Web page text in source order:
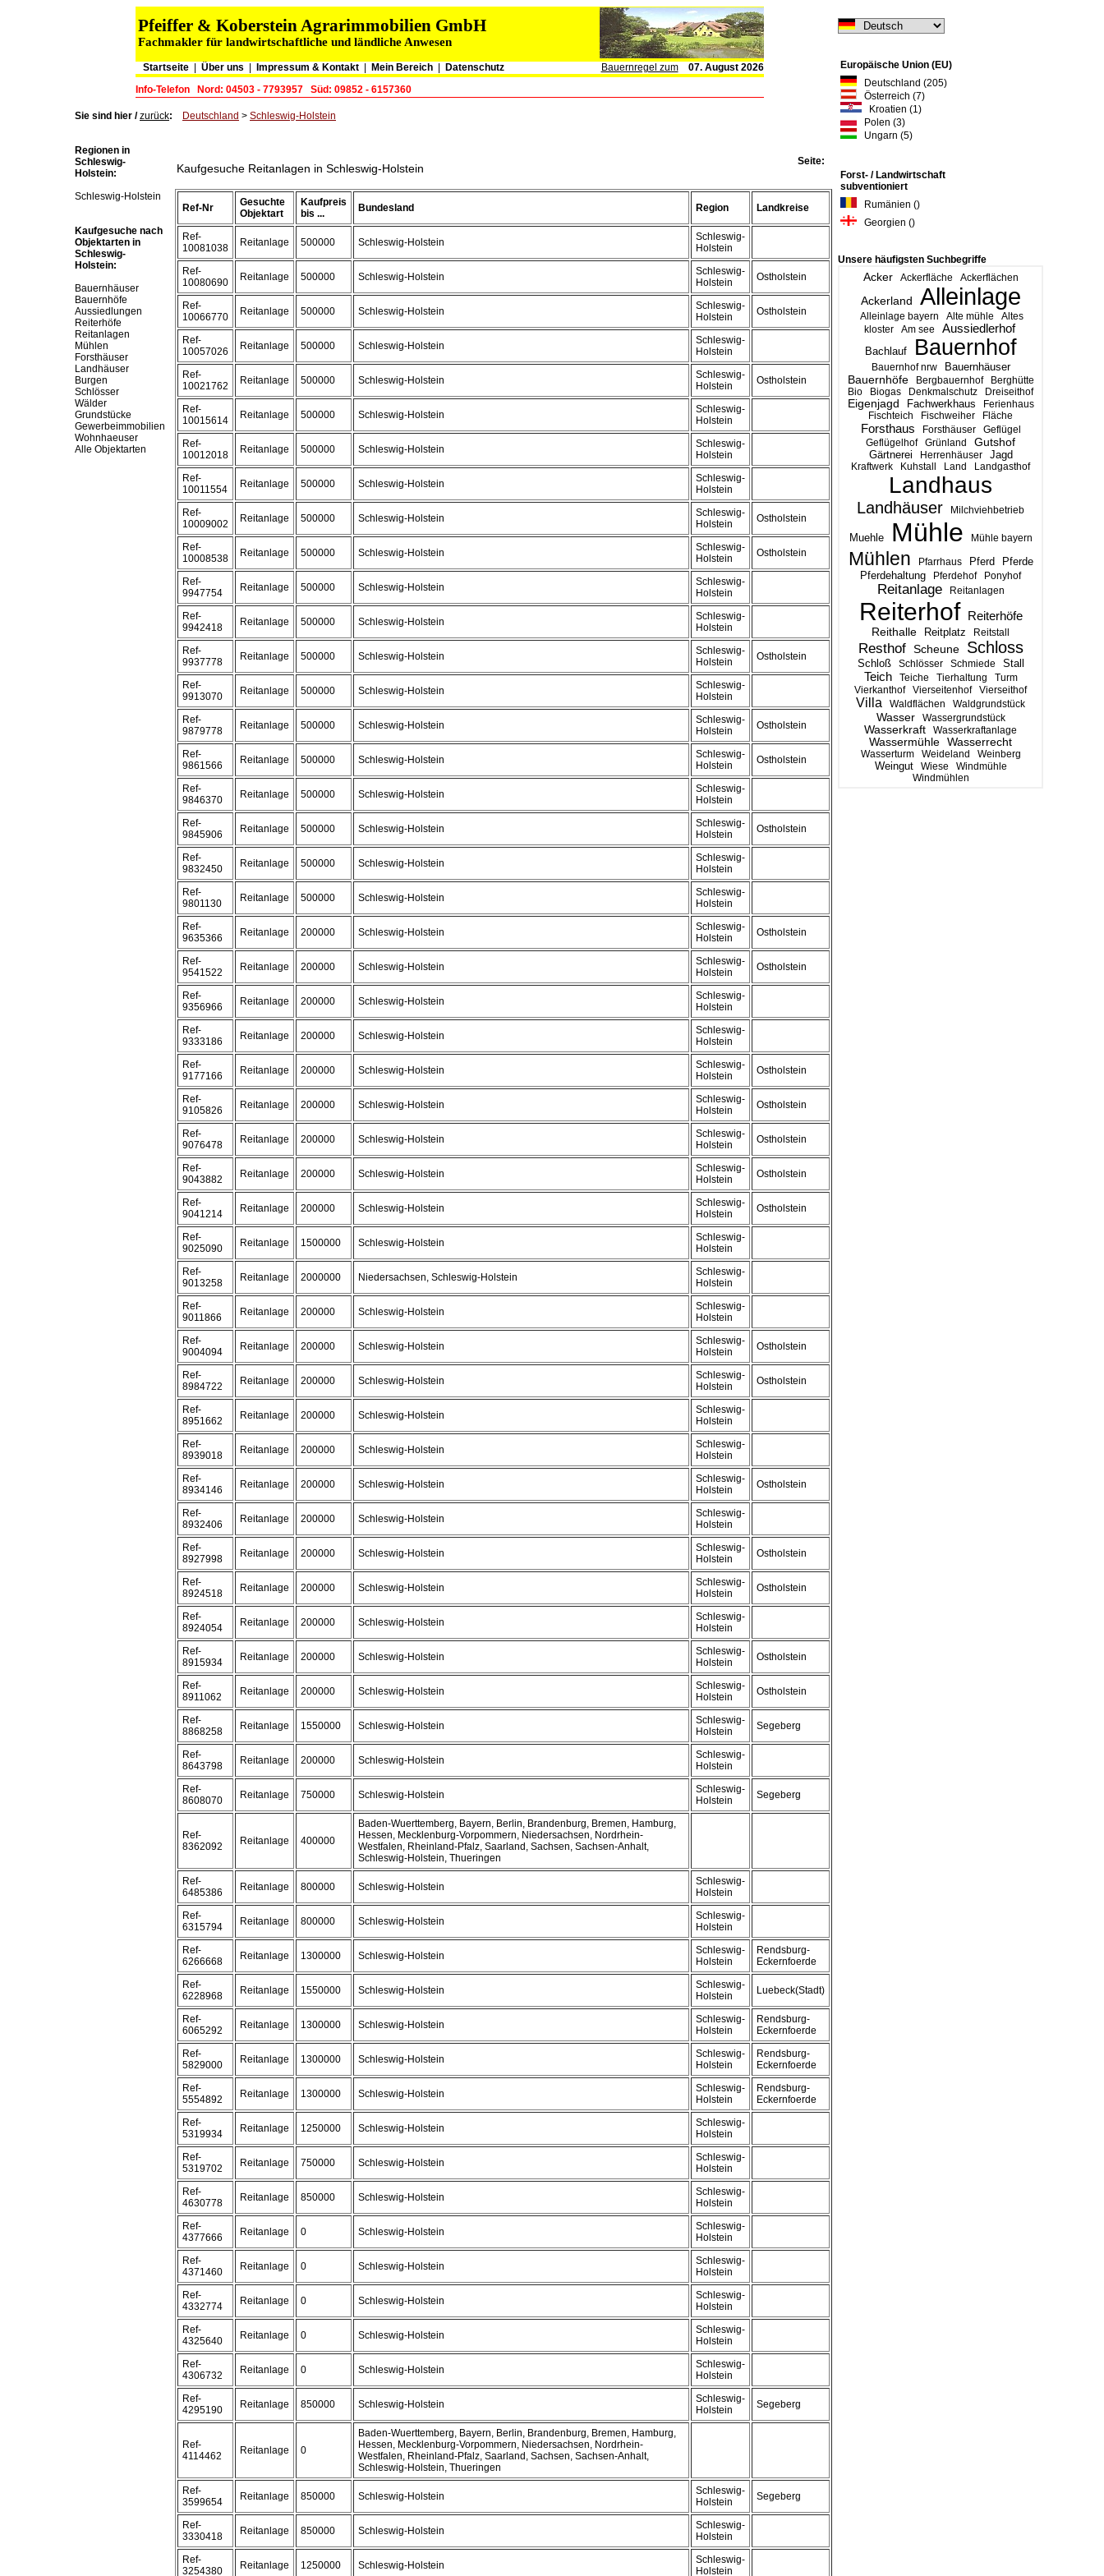
Pfeiffer & Koberstein Agrarimmobilien GmbH
Fachmakler für landwirtschaftliche und ländliche Anwesen
Startseite| Über uns Impressum & Kontakt| Mein Bereich Datenschutz Bauernregel zum
07. August 2026
Info-Telefon
Nord: 04503 - 7793957 Süd: 09852 - 6157360
Europäische Union (EU)
Deutschland (205)
Österreich (7)
Kroatien (1)
Polen (3)
Ungarn (5)
Forst- / Landwirtschaft
subventioniert
Rumänien ()
Georgien ()
Unsere häufigsten Suchbegriffe
Acker Ackerfläche Ackerflächen
Ackerland Alleinlage
Alleinlage bayern Alte mühle
Altes
kloster
Am see Aussiedlerhof
Bachlauf Bauernhof
Bauernhof nrw Bauernhäuser
Bauernhöfe Bergbauernhof
Berghütte
Bio
Biogas Denkmalschutz Dreiseithof
Eigenjagd Fachwerkhaus
Ferienhaus
Fischteich
Fischweiher Fläche
Forsthaus Forsthäuser
Geflügel
Geflügelhof
Grünland
Gutshof
Gärtnerei
Herrenhäuser Jagd
Kraftwerk Kuhstall Land Landgasthof
Landhaus
Landhäuser Milchviehbetrieb
Muehle Mühle Mühle bayern
Mühlen Pfarrhaus Pferd Pferde
Pferdehaltung Pferdehof Ponyhof
Reitanlage Reitanlagen
Reiterhof Reiterhöfe
Reithalle Reitplatz Reitstall
Resthof Scheune Schloss
Schloß Schlösser Schmiede Stall
Teich Teiche Tierhaltung
Turm
Vierkanthof
Vierseitenhof Vierseithof
Villa Waldflächen Waldgrundstück
Wasser Wassergrundstück
Wasserkraft Wasserkraftanlage
Wassermühle Wasserrecht
Wasserturm Weideland Weinberg
Weingut Wiese
Windmühle
Windmühlen
Sie sind hier /zurück: Deutschland > Schleswig-Holstein
Regionen in
Schleswig-
Holstein:
Schleswig-Holstein
Kaufgesuche nach
Objektarten in
Schleswig-
Holstein:
Bauernhäuser
Bauernhöfe
Aussiedlungen
Reiterhöfe
Reitanlagen
Mühlen
Forsthäuser
Landhäuser
Burgen
Schlösser
Wälder
Grundstücke
Gewerbeimmobilien
Wohnhaeuser
Alle Objektarten
Kaufgesuche Reitanlagen in Schleswig-Holstein
Seite:
Ref-Nr
Gesuchte
Objektart
Kaufpreis
bis ...
Bundesland Region Landkreise
Ref-
10081038
Reitanlage 500000 Schleswig-Holstein
Schleswig-
Holstein
Ref-
10080690
Reitanlage 500000 Schleswig-Holstein
Schleswig-
Holstein
Ostholstein
Ref-
10066770
Reitanlage 500000 Schleswig-Holstein
Schleswig-
Holstein
Ostholstein
Ref-
10057026
Reitanlage 500000 Schleswig-Holstein
Schleswig-
Holstein
Ref-
10021762
Reitanlage 500000 Schleswig-Holstein
Schleswig-
Holstein
Ostholstein
Ref-
10015614
Reitanlage 500000 Schleswig-Holstein
Schleswig-
Holstein
Ref-
10012018
Reitanlage 500000 Schleswig-Holstein
Schleswig-
Holstein
Ref-
10011554
Reitanlage 500000 Schleswig-Holstein
Schleswig-
Holstein
Ref-
10009002
Reitanlage 500000 Schleswig-Holstein
Schleswig-
Holstein
Ostholstein
Ref-
10008538
Reitanlage 500000 Schleswig-Holstein
Schleswig-
Holstein
Ostholstein
Ref-
9947754
Reitanlage 500000 Schleswig-Holstein
Schleswig-
Holstein
Ref-
9942418
Reitanlage 500000 Schleswig-Holstein
Schleswig-
Holstein
Ref-
9937778
Reitanlage 500000 Schleswig-Holstein
Schleswig-
Holstein
Ostholstein
Ref-
9913070
Reitanlage 500000 Schleswig-Holstein
Schleswig-
Holstein
Ref-
9879778
Reitanlage 500000 Schleswig-Holstein
Schleswig-
Holstein
Ostholstein
Ref-
9861566
Reitanlage 500000 Schleswig-Holstein
Schleswig-
Holstein
Ostholstein
Ref-
9846370
Reitanlage 500000 Schleswig-Holstein
Schleswig-
Holstein
Ref-
9845906
Reitanlage 500000 Schleswig-Holstein
Schleswig-
Holstein
Ostholstein
Ref-
9832450
Reitanlage 500000 Schleswig-Holstein
Schleswig-
Holstein
Ref-
9801130
Reitanlage 500000 Schleswig-Holstein
Schleswig-
Holstein
Ref-
9635366
Reitanlage 200000 Schleswig-Holstein
Schleswig-
Holstein
Ostholstein
Ref-
9541522
Reitanlage 200000 Schleswig-Holstein
Schleswig-
Holstein
Ostholstein
Ref-
9356966
Reitanlage 200000 Schleswig-Holstein
Schleswig-
Holstein
Ref-
9333186
Reitanlage 200000 Schleswig-Holstein
Schleswig-
Holstein
Ref-
9177166
Reitanlage 200000 Schleswig-Holstein
Schleswig-
Holstein
Ostholstein
Ref-
9105826
Reitanlage 200000 Schleswig-Holstein
Schleswig-
Holstein
Ostholstein
Ref-
9076478
Reitanlage 200000 Schleswig-Holstein
Schleswig-
Holstein
Ostholstein
Ref-
9043882
Reitanlage 200000 Schleswig-Holstein
Schleswig-
Holstein
Ostholstein
Ref-
9041214
Reitanlage 200000 Schleswig-Holstein
Schleswig-
Holstein
Ostholstein
Ref-
9025090
Reitanlage 1500000 Schleswig-Holstein
Schleswig-
Holstein
Ref-
9013258
Reitanlage 2000000 Niedersachsen, Schleswig-Holstein
Schleswig-
Holstein
Ref-
9011866
Reitanlage 200000 Schleswig-Holstein
Schleswig-
Holstein
Ref-
9004094
Reitanlage 200000 Schleswig-Holstein
Schleswig-
Holstein
Ostholstein
Ref-
8984722
Reitanlage 200000 Schleswig-Holstein
Schleswig-
Holstein
Ostholstein
Ref-
8951662
Reitanlage 200000 Schleswig-Holstein
Schleswig-
Holstein
Ref-
8939018
Reitanlage 200000 Schleswig-Holstein
Schleswig-
Holstein
Ref-
8934146
Reitanlage 200000 Schleswig-Holstein
Schleswig-
Holstein
Ostholstein
Ref-
8932406
Reitanlage 200000 Schleswig-Holstein
Schleswig-
Holstein
Ref-
8927998
Reitanlage 200000 Schleswig-Holstein
Schleswig-
Holstein
Ostholstein
Ref-
8924518
Reitanlage 200000 Schleswig-Holstein
Schleswig-
Holstein
Ostholstein
Ref-
8924054
Reitanlage 200000 Schleswig-Holstein
Schleswig-
Holstein
Ref-
8915934
Reitanlage 200000 Schleswig-Holstein
Schleswig-
Holstein
Ostholstein
Ref-
8911062
Reitanlage 200000 Schleswig-Holstein
Schleswig-
Holstein
Ostholstein
Ref-
8868258
Reitanlage 1550000 Schleswig-Holstein
Schleswig-
Holstein
Segeberg
Ref-
8643798
Reitanlage 200000 Schleswig-Holstein
Schleswig-
Holstein
Ref-
8608070
Reitanlage 750000 Schleswig-Holstein
Schleswig-
Holstein
Segeberg
Ref-
8362092
Reitanlage 400000
Baden-Wuerttemberg, Bayern, Berlin, Brandenburg, Bremen, Hamburg,
Hessen, Mecklenburg-Vorpommern, Niedersachsen, Nordrhein-
Westfalen, Rheinland-Pfalz, Saarland, Sachsen, Sachsen-Anhalt,
Schleswig-Holstein, Thueringen
Ref-
6485386
Reitanlage 800000 Schleswig-Holstein
Schleswig-
Holstein
Ref-
6315794
Reitanlage 800000 Schleswig-Holstein
Schleswig-
Holstein
Ref-
6266668
Reitanlage 1300000 Schleswig-Holstein
Schleswig-
Holstein
Rendsburg-
Eckernfoerde
Ref-
6228968
Reitanlage 1550000 Schleswig-Holstein
Schleswig-
Holstein
Luebeck(Stadt)
Ref-
6065292
Reitanlage 1300000 Schleswig-Holstein
Schleswig-
Holstein
Rendsburg-
Eckernfoerde
Ref-
5829000
Reitanlage 1300000 Schleswig-Holstein
Schleswig-
Holstein
Rendsburg-
Eckernfoerde
Ref-
5554892
Reitanlage 1300000 Schleswig-Holstein
Schleswig-
Holstein
Rendsburg-
Eckernfoerde
Ref-
5319934
Reitanlage 1250000 Schleswig-Holstein
Schleswig-
Holstein
Ref-
5319702
Reitanlage 750000 Schleswig-Holstein
Schleswig-
Holstein
Ref-
4630778
Reitanlage 850000 Schleswig-Holstein
Schleswig-
Holstein
Ref-
4377666
Reitanlage 0 Schleswig-Holstein
Schleswig-
Holstein
Ref-
4371460
Reitanlage 0 Schleswig-Holstein
Schleswig-
Holstein
Ref-
4332774
Reitanlage 0 Schleswig-Holstein
Schleswig-
Holstein
Ref-
4325640
Reitanlage 0 Schleswig-Holstein
Schleswig-
Holstein
Ref-
4306732
Reitanlage 0 Schleswig-Holstein
Schleswig-
Holstein
Ref-
4295190
Reitanlage 850000 Schleswig-Holstein
Schleswig-
Holstein
Segeberg
Ref-
4114462
Reitanlage 0
Baden-Wuerttemberg, Bayern, Berlin, Brandenburg, Bremen, Hamburg,
Hessen, Mecklenburg-Vorpommern, Niedersachsen, Nordrhein-
Westfalen, Rheinland-Pfalz, Saarland, Sachsen, Sachsen-Anhalt,
Schleswig-Holstein, Thueringen
Ref-
3599654
Reitanlage 850000 Schleswig-Holstein
Schleswig-
Holstein
Segeberg
Ref-
3330418
Reitanlage 850000 Schleswig-Holstein
Schleswig-
Holstein
Ref-
3254380
Reitanlage 1250000 Schleswig-Holstein
Schleswig-
Holstein